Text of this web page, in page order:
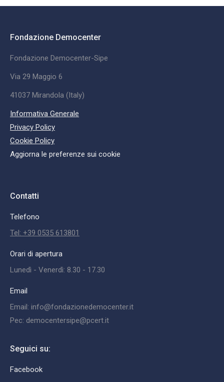
Fondazione Democenter
Fondazione Democenter-Sipe
Via 29 Maggio 6
41037 Mirandola (Italy)
Informativa Generale
Privacy Policy
Cookie Policy
Aggiorna le preferenze sui cookie
Contatti
Telefono
Tel: +39 0535 613801
Orari di apertura
Lunedì - Venerdì: 8.30 - 17.30
Email
Email: info@fondazionedemocenter.it
Pec: democentersipe@pcert.it
Seguici su:
Facebook